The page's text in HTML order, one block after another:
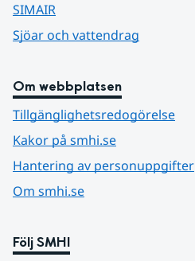
SIMAIR
Sjöar och vattendrag
Om webbplatsen
Tillgänglighetsredogörelse
Kakor på smhi.se
Hantering av personuppgifter
Om smhi.se
Följ SMHI